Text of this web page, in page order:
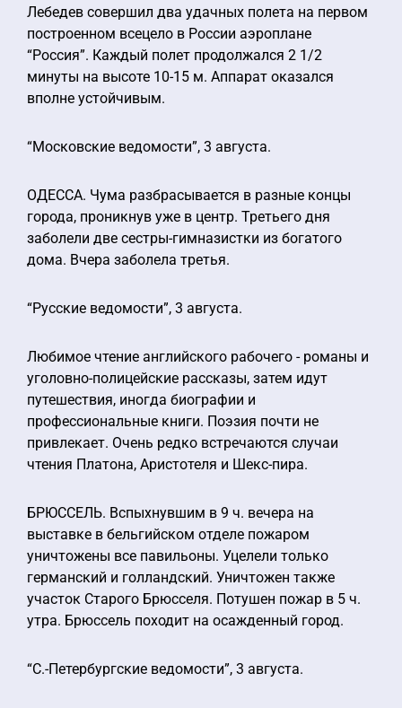
Лебедев совершил два удачных полета на первом
построенном всецело в России аэроплане
“Россия”. Каждый полет продолжался 2 1/2
минуты на высоте 10-15 м. Аппарат оказался
вполне устойчивым.
“Московские ведомости”, 3 августа.
ОДЕССА. Чума разбрасывается в разные концы
города, проникнув уже в центр. Третьего дня
заболели две сестры-гимназистки из богатого
дома. Вчера заболела третья.
“Русские ведомости”, 3 августа.
Любимое чтение английского рабочего - романы и
уголовно-полицейские рассказы, затем идут
путешествия, иногда биографии и
профессиональные книги. Поэзия почти не
привлекает. Очень редко встречаются случаи
чтения Платона, Аристотеля и Шекс-пира.
БРЮССЕЛЬ. Вспыхнувшим в 9 ч. вечера на
выставке в бельгийском отделе пожаром
уничтожены все павильоны. Уцелели только
германский и голландский. Уничтожен также
участок Старого Брюсселя. Потушен пожар в 5 ч.
утра. Брюссель походит на осажденный город.
“С.-Петербургские ведомости”, 3 августа.